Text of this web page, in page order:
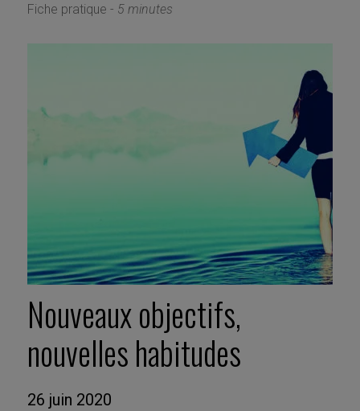
Fiche pratique - 5 minutes
Nouveaux objectifs,
nouvelles habitudes
26 juin 2020